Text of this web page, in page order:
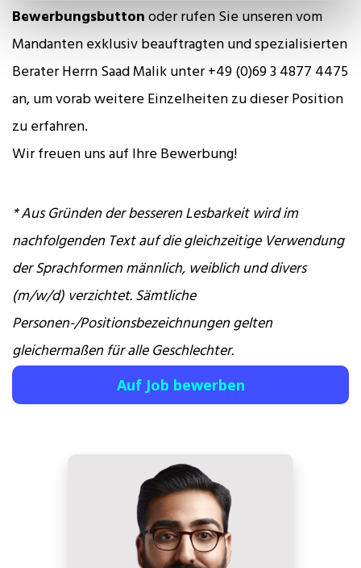
Bewerbungsbuttonoder rufen Sie unseren vom
Mandanten exklusiv beauftragten und spezialisierten
Berater Herrn Saad Malik unter +49 (0)69 3 4877 4475
an, um vorab weitere Einzelheiten zu dieser Position
zu erfahren.
Wir freuen uns auf Ihre Bewerbung!
* Aus Gründen der besseren Lesbarkeit wird im
nachfolgenden Text auf die gleichzeitige Verwendung
der Sprachformen männlich, weiblich und divers
(m/w/d) verzichtet. Sämtliche
Personen-/Positionsbezeichnungen gelten
gleichermaßen für alle Geschlechter.
Auf Job bewerben